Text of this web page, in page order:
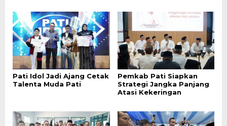
Pati Idol Jadi Ajang Cetak
Talenta Muda Pati
Pemkab Pati Siapkan
Strategi Jangka Panjang
Atasi Kekeringan